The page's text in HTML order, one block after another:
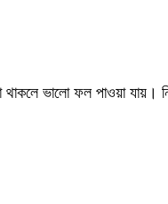
ভালো ফল পাওয়া যায়।